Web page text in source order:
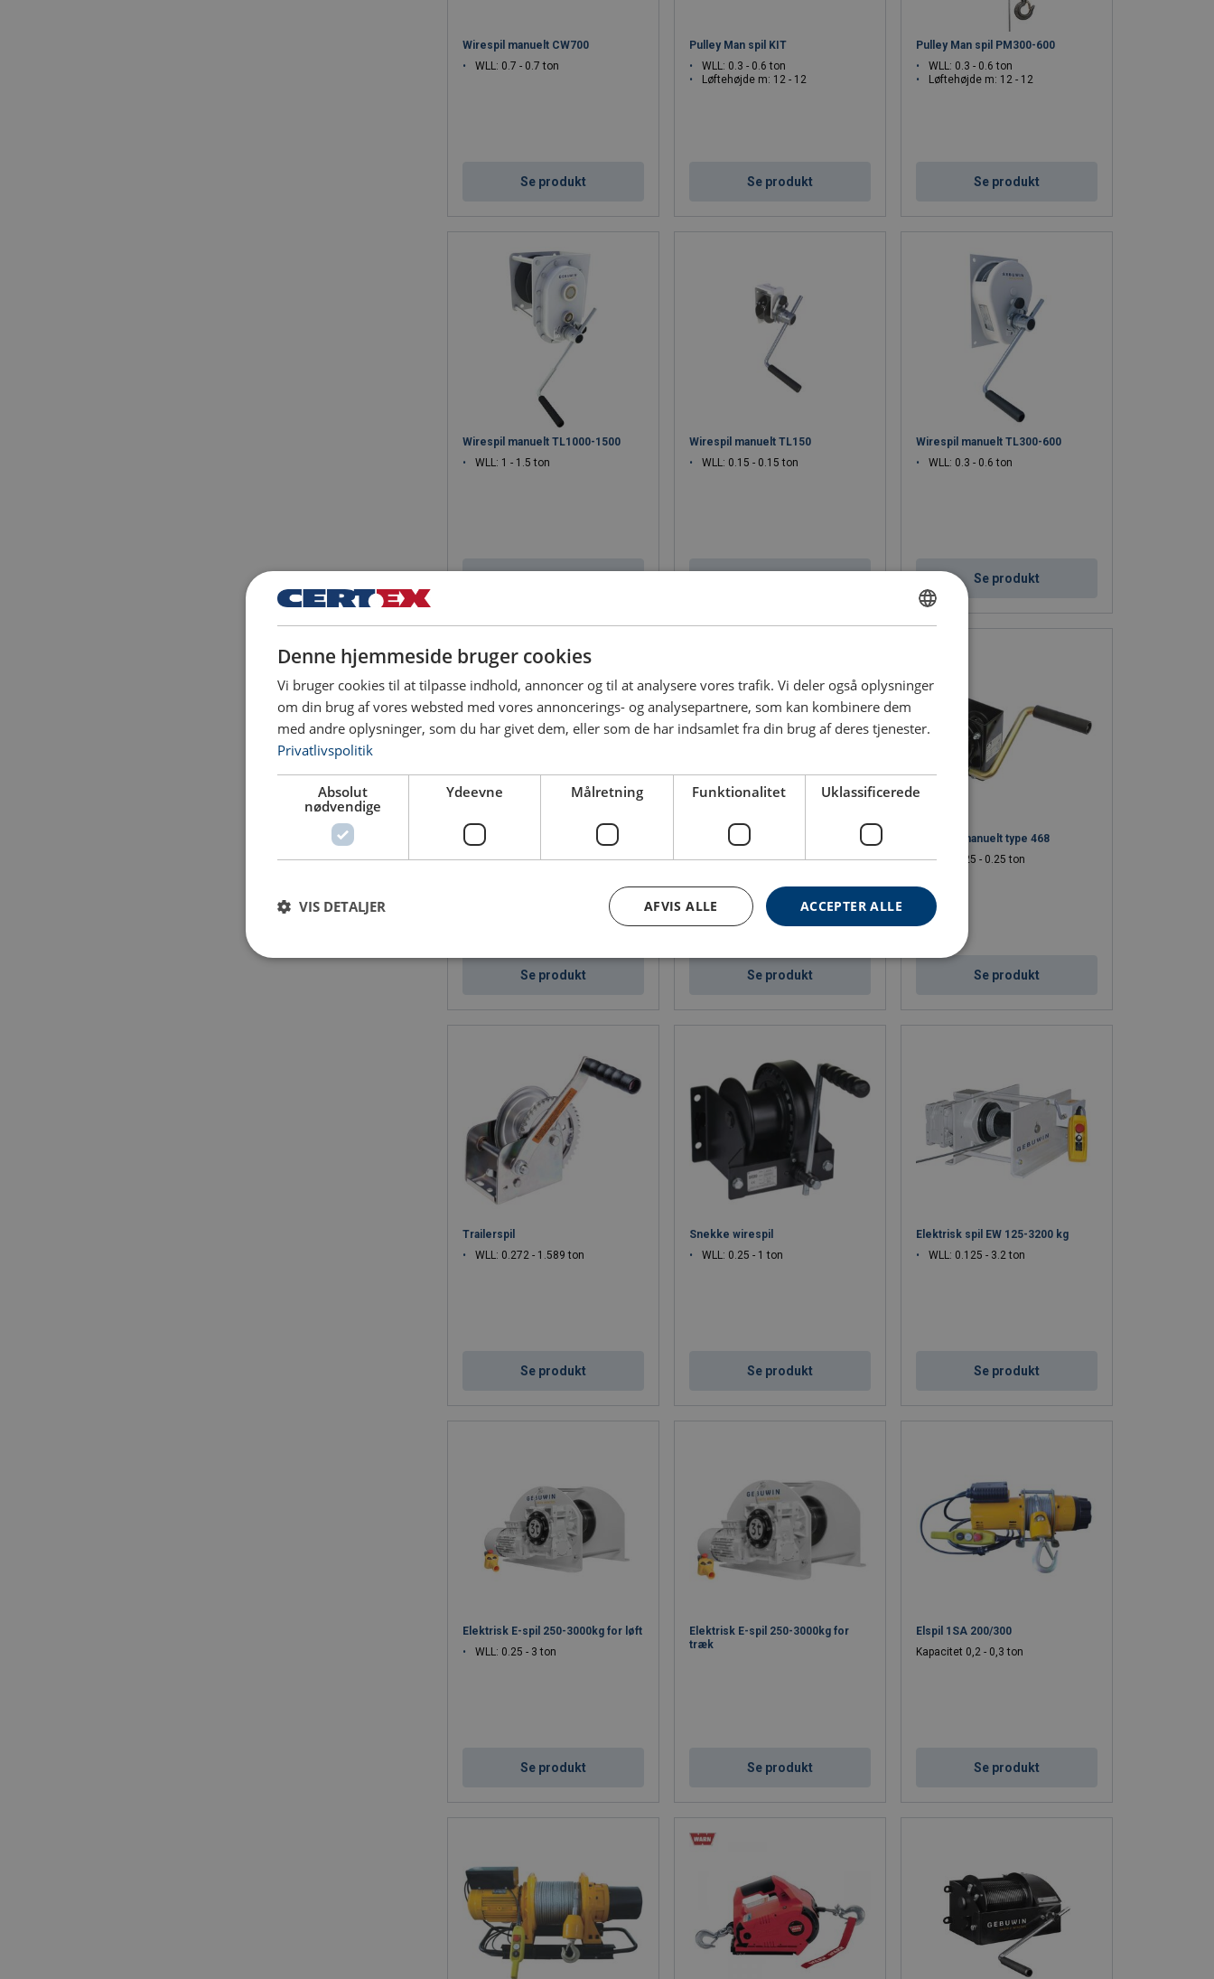
Wirespil manuelt CW700
WLL: 0.7 - 0.7 ton
Se produkt
Pulley Man spil KIT
WLL: 0.3 - 0.6 ton
Løftehøjde m: 12 - 12
Se produkt
Pulley Man spil PM300-600
WLL: 0.3 - 0.6 ton
Løftehøjde m: 12 - 12
Se produkt
Wirespil manuelt TL1000-1500
WLL: 1 - 1.5 ton
Wirespil manuelt TL150
WLL: 0.15 - 0.15 ton
Wirespil manuelt TL300-600
WLL: 0.3 - 0.6 ton
Se produkt
Wirespil manuelt type WA 50, WA
Se produkt
Wirespil manuelt type TANGE WV,
Se produkt
Wirespil manuelt type 468
WLL: 0.25 - 0.25 ton
Se produkt
Trailerspil
WLL: 0.272 - 1.589 ton
Se produkt
Snekke wirespil
WLL: 0.25 - 1 ton
Se produkt
Elektrisk spil EW 125-3200 kg
WLL: 0.125 - 3.2 ton
Se produkt
Elektrisk E-spil 250-3000kg for løft
WLL: 0.25 - 3 ton
Se produkt
Elektrisk E-spil 250-3000kg for
træk
Se produkt
Elspil 1SA 200/300
Kapacitet 0,2 - 0,3 ton
Se produkt
DANISH
Denne hjemmeside bruger cookies
Vi bruger cookies til at tilpasse indhold, annoncer og til at analysere vores trafik. Vi deler også oplysninger
om din brug af vores websted med vores annoncerings- og analysepartnere, som kan kombinere dem
med andre oplysninger, som du har givet dem, eller som de har indsamlet fra din brug af deres tjenester.
Privatlivspolitik
Absolut
nødvendige
Ydeevne Målretning Funktionalitet Uklassificerede
ACCEPTER ALLE
AFVIS ALLE
VIS DETALJER